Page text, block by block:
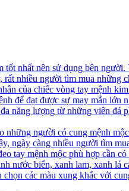
nhất nên sử dụng bên
nhiều người tìm mua những
của chiếc vòng tay mệnh
để đạt được sự may mắn lớn
năng lượng từ những viên đá
người có cung mệnh
ngày càng nhiều người tìm
tay mệnh mộc phù hợp cần
nước biển, xanh lam, xanh lá
các màu xung khắc với